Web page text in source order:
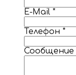
E-Mail *
Телефон *
Сообщение